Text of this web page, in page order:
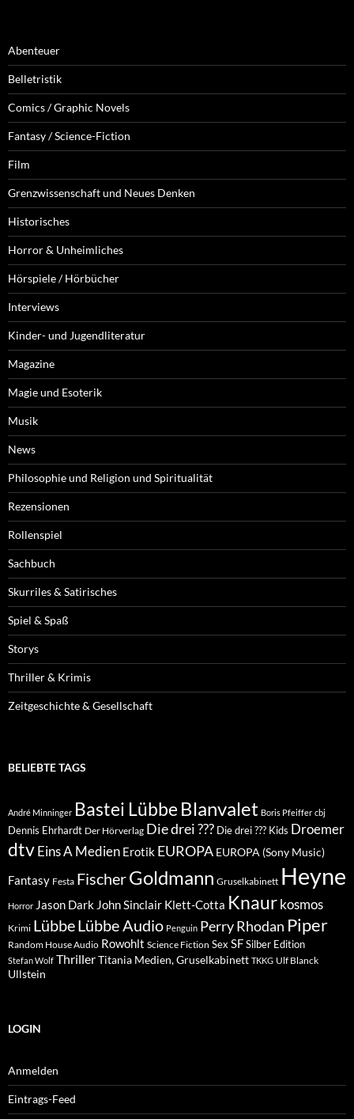
Abenteuer
Belletristik
Comics / Graphic Novels
Fantasy / Science-Fiction
Film
Grenzwissenschaft und Neues Denken
Historisches
Horror & Unheimliches
Hörspiele / Hörbücher
Interviews
Kinder- und Jugendliteratur
Magazine
Magie und Esoterik
Musik
News
Philosophie und Religion und Spiritualität
Rezensionen
Rollenspiel
Sachbuch
Skurriles & Satirisches
Spiel & Spaß
Storys
Thriller & Krimis
Zeitgeschichte & Gesellschaft
BELIEBTE TAGS
André Minninger Bastei Lübbe Blanvalet Boris Pfeiffer cbj
Dennis Ehrhardt Der Hörverlag Die drei ??? Die drei ??? Kids Droemer
dtvEins A Medien Erotik EUROPA EUROPA (Sony Music)
Fantasy Festa FischerGoldmann Gruselkabinett Heyne
Horror Jason Dark John Sinclair Klett-Cotta Knaur kosmos
Krimi LübbeLübbe Audio Penguin Perry Rhodan Piper
Random House Audio Rowohlt Science Fiction Sex SFSilber Edition
Stefan Wolf ThrillerTitania Medien, Gruselkabinett TKKG Ulf Blanck
Ullstein
LOGIN
Anmelden
Eintrags-Feed